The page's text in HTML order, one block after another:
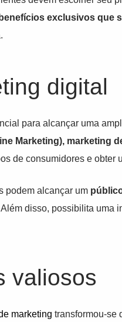
benefícios exclusivos que
digital
para alcançar uma
Marketing), marketing
de consumidores e obter
podem alcançar um
disso, possibilita
valiosos
marketing transformou-se